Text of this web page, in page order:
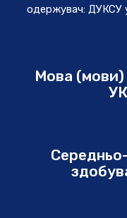
одержувач: ДУКСУ у
Мова (мови)